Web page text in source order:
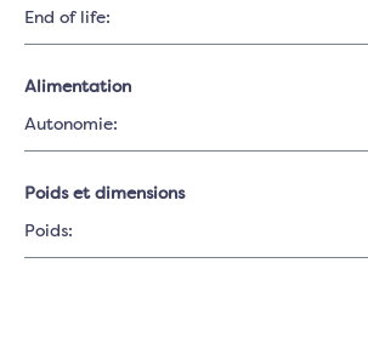
End of life:
Alimentation
Autonomie:
Poids et dimensions
Poids: